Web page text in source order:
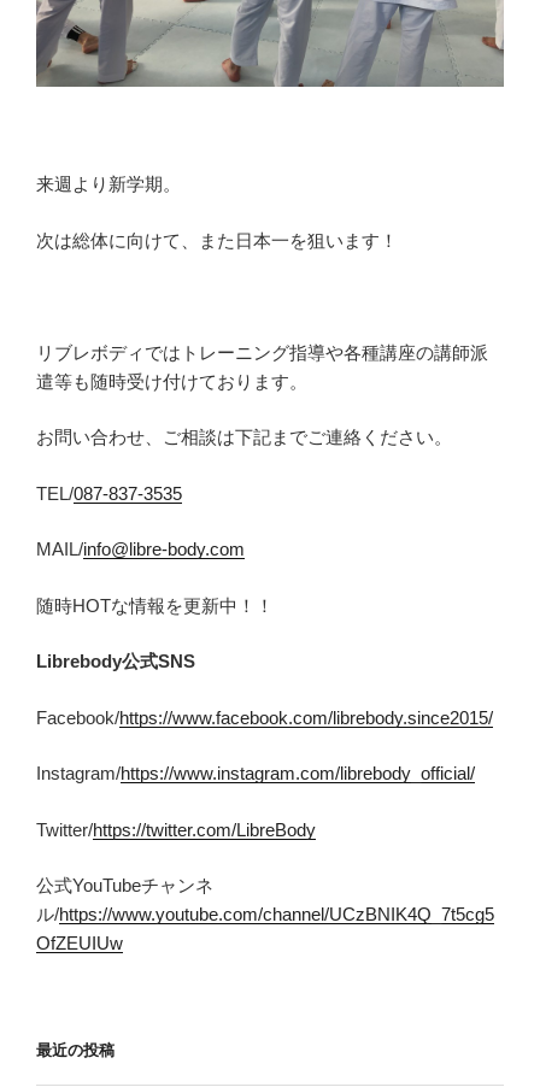
来週より新学期。
次は総体に向けて、また日本一を狙います！
リブレボディではトレーニング指導や各種講座の講師派
遣等も随時受け付けております。
お問い合わせ、ご相談は下記までご連絡ください。
TEL/087-837-3535
MAIL/info@libre-body.com
随時HOTな情報を更新中！！
Librebody公式SNS
Facebook/https://www.facebook.com/librebody.since2015/
Instagram/https://www.instagram.com/librebody_official/
Twitter/https://twitter.com/LibreBody
公式YouTubeチャンネ
ル/https://www.youtube.com/channel/UCzBNIK4Q_7t5cg5
OfZEUIUw
最近の投稿